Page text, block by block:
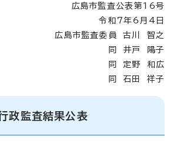
広島市監査公表第16号
令和7年6月4日
広島市監査委員 古川 智之
同 井戸 陽子
同 定野 和広
同 石田 祥子
政監査結果公表